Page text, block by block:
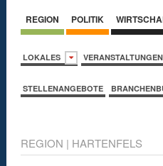
REGION POLITIK
LOKALES VERANSTALTUNGEN
STELLENANGEBOTE
REGION | HARTENFELS